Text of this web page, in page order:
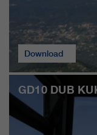
Download
GD10 DUB